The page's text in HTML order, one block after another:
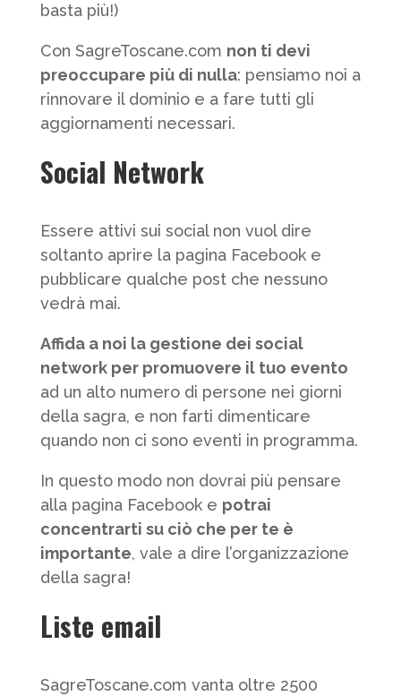
basta più!)
Con SagreToscane.com non ti devi
preoccupare più di nulla: pensiamo noi a
rinnovare il dominio e a fare tutti gli
aggiornamenti necessari.
Social Network
Essere attivi sui social non vuol dire
soltanto aprire la pagina Facebook e
pubblicare qualche post che nessuno
vedrà mai.
Affida a noi la gestione dei social
network per promuovere il tuo evento
ad un alto numero di persone nei giorni
della sagra, e non farti dimenticare
quando non ci sono eventi in programma.
In questo modo non dovrai più pensare
alla pagina Facebook e potrai
concentrarti su ciò che per te è
importante, vale a dire l’organizzazione
della sagra!
Liste email
SagreToscane.com vanta oltre 2500